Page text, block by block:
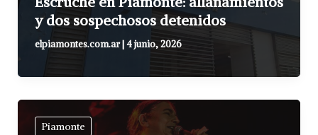
y dos sospechosos detenidos
elpiamontes.com.ar|4 junio, 2026
Piamonte